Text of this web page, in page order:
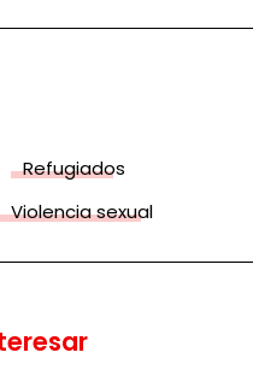
Refugiados
Violencia sexual